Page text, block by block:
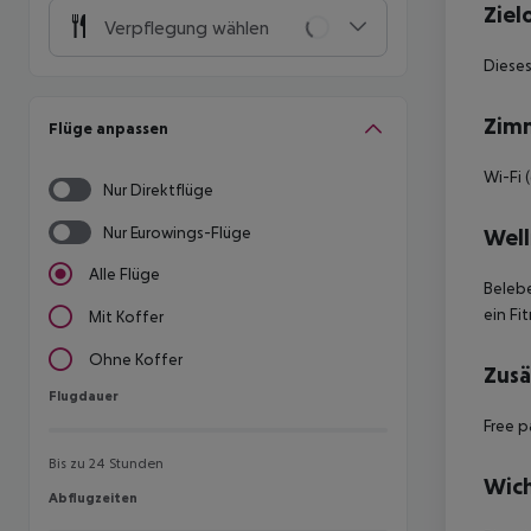
Verpflegung wählen
Flüge anpassen
Nur Direktflüge
Nur Eurowings-Flüge
Alle Flüge
Mit Koffer
Ohne Koffer
Flugdauer
Flugdauer
Bis zu 24 Stunden
Abflugzeiten
Abflugzeiten
Wi-Fi
ein
Free